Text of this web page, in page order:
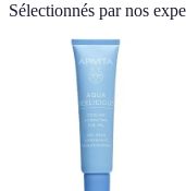
Sélectionnés par nos